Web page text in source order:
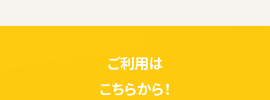
ご利用は
こちらから！